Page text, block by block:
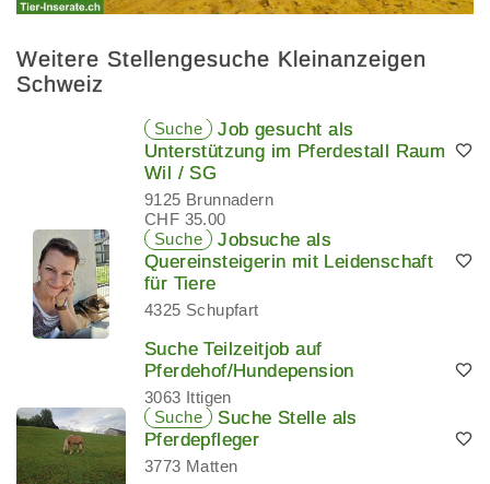
Weitere Stellengesuche Kleinanzeigen
Schweiz
Suche
Job gesucht als
Unterstützung im Pferdestall Raum
Wil / SG
9125 Brunnadern
CHF 35.00
Suche
Jobsuche als
Quereinsteigerin mit Leidenschaft
für Tiere
4325 Schupfart
Suche Teilzeitjob auf
Pferdehof/Hundepension
3063 Ittigen
Suche
Suche Stelle als
Pferdepfleger
3773 Matten